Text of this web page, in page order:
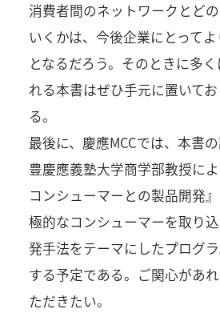
消費者間のネットワークとど
いくかは、今後企業にとって
となるだろう。そのときに多
れる本書はぜひ手元に置いて
る。
最後に、慶應MCCでは、本書
豊慶應義塾大学商学部教授に
コンシューマーとの製品開発
極的なコンシューマーを取り
発手法をテーマにしたプログ
する予定である。ご関心があ
ただきたい。